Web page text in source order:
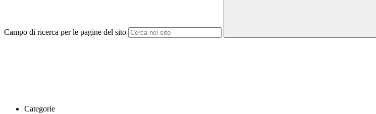
Campo di ricerca per le pagine del sito
Categorie